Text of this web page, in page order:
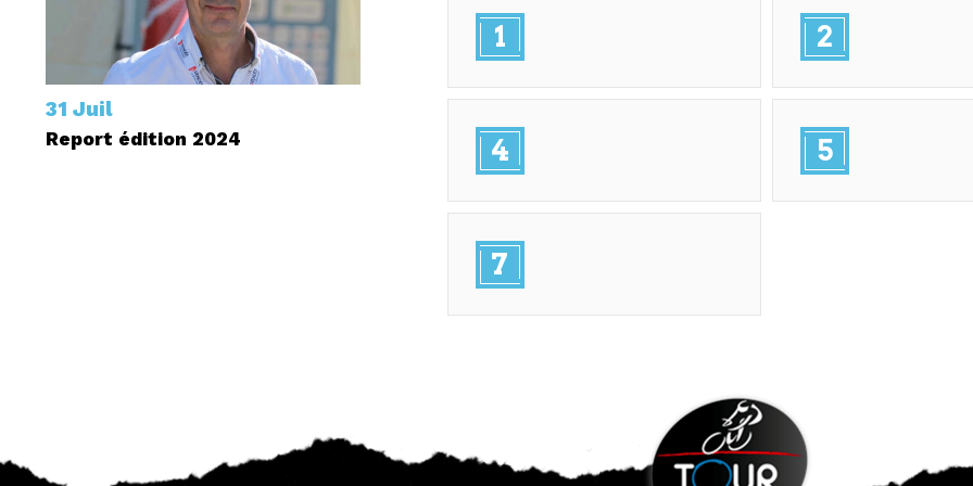
1 2
4 5
7
31 Juil
Report édition 2024